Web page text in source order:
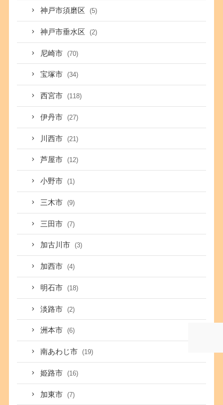
神戸市須磨区 (5)
神戸市垂水区 (2)
尼崎市 (70)
宝塚市 (34)
西宮市 (118)
伊丹市 (27)
川西市 (21)
芦屋市 (12)
小野市 (1)
三木市 (9)
三田市 (7)
加古川市 (3)
加西市 (4)
明石市 (18)
淡路市 (2)
洲本市 (6)
南あわじ市 (19)
姫路市 (16)
加東市 (7)